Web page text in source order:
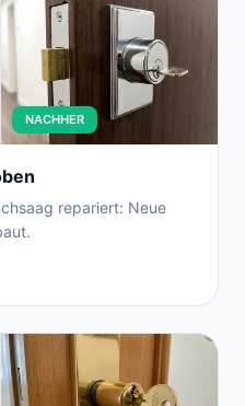
NACHHER
repariert: Neue